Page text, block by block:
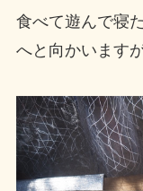
食べて遊んで寝
へと向かいます